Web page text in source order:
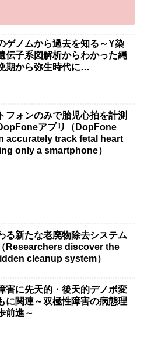
ゲノムから過去を知る～Y染
伝子系図解析からわかった縄
期から弥生時代に…
フォンのみで胎児心拍を計測
アプリ（DopFone
accurately track fetal heart
only a smartphone）
る新たな老廃物除去システム
Researchers discover the
cleanup system）
害に先天的・後天的デノボ変
に関連～双極性障害の病態理
前進～